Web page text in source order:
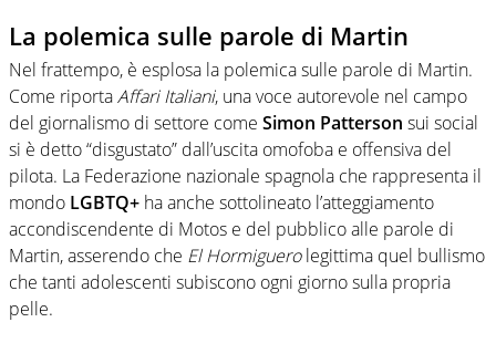
La polemica sulle parole di Martin
Nel frattempo, è esplosa la polemica sulle parole di Martin.
Come riportaAffari Italiani, una voce autorevole nel campo
del giornalismo di settore come Simon Patterson sui social
si è detto “disgustato” dall’uscita omofoba e offensiva del
pilota. La Federazione nazionale spagnola che rappresenta il
mondo LGBTQ+ ha anche sottolineato l’atteggiamento
accondiscendente di Motos e del pubblico alle parole di
Martin, asserendo che El Hormiguerolegittima quel bullismo
che tanti adolescenti subiscono ogni giorno sulla propria
pelle.